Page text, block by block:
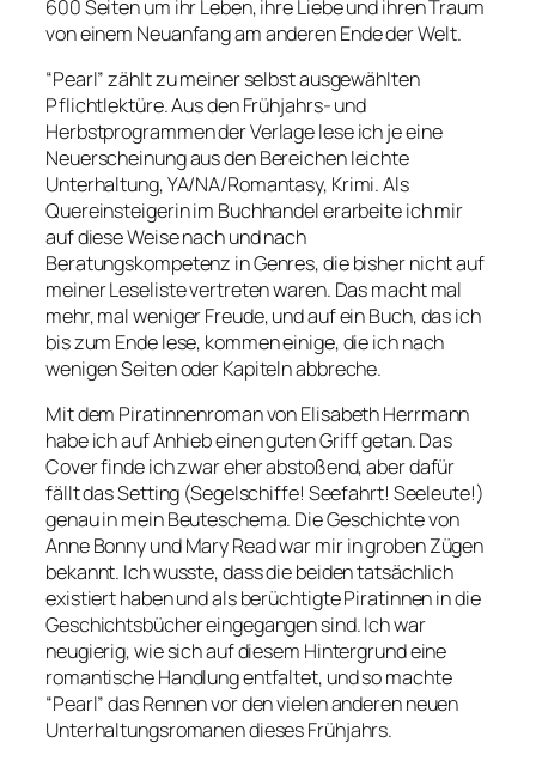
600 Seiten um ihr Leben, ihre Liebe und ihren Traum
von einem Neuanfang am anderen Ende der Welt.
“Pearl” zählt zu meiner selbst ausgewählten
Pflichtlektüre. Aus den Frühjahrs- und
Herbstprogrammen der Verlage lese ich je eine
Neuerscheinung aus den Bereichen leichte
Unterhaltung, YA/NA/Romantasy, Krimi. Als
Quereinsteigerin im Buchhandel erarbeite ich mir
auf diese Weise nach und nach
Beratungskompetenz in Genres, die bisher nicht auf
meiner Leseliste vertreten waren. Das macht mal
mehr, mal weniger Freude, und auf ein Buch, das ich
bis zum Ende lese, kommen einige, die ich nach
wenigen Seiten oder Kapiteln abbreche.
Mit dem Piratinnenroman von Elisabeth Herrmann
habe ich auf Anhieb einen guten Griff getan. Das
Cover finde ich zwar eher abstoßend, aber dafür
fällt das Setting (Segelschiffe! Seefahrt! Seeleute!)
genau in mein Beuteschema. Die Geschichte von
Anne Bonny und Mary Read war mir in groben Zügen
bekannt. Ich wusste, dass die beiden tatsächlich
existiert haben und als berüchtigte Piratinnen in die
Geschichtsbücher eingegangen sind. Ich war
neugierig, wie sich auf diesem Hintergrund eine
romantische Handlung entfaltet, und so machte
“Pearl” das Rennen vor den vielen anderen neuen
Unterhaltungsromanen dieses Frühjahrs.